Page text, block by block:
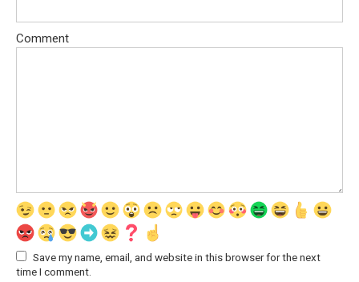
Comment
Save my name, email, and website in this browser for the next
time I comment.